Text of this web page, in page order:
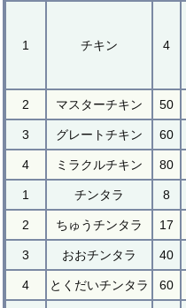
1 チキン 4
2 マスターチキン 50
3 グレートチキン 60
4 ミラクルチキン 80
1 チンタラ 8
2 ちゅうチンタラ 17
3 おおチンタラ 40
4 とくだいチンタラ 60